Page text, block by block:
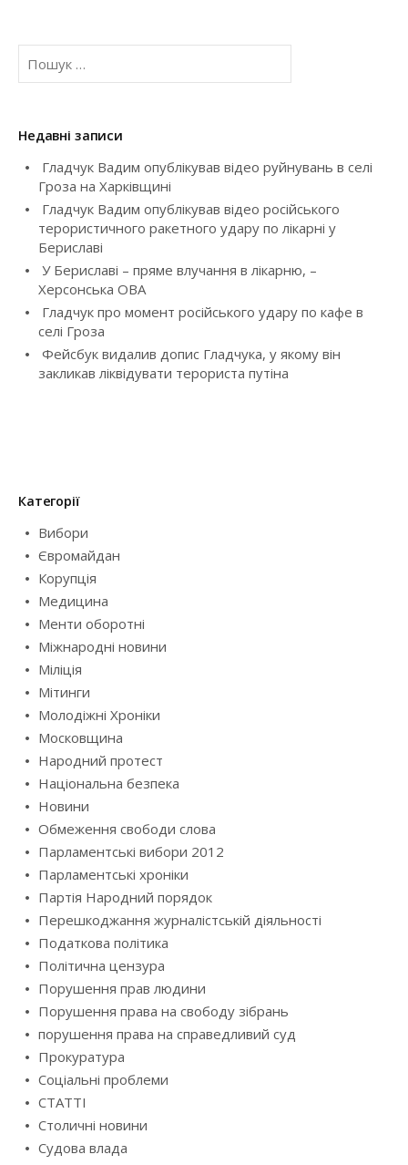
a
v
i
g
a
i
o
n
П
ш
кНедавні записи
Гладчук Вадим опублікував відео руйнувань в селі
Гроза на Харківщині
Гладчук Вадим опублікував відео російського
терористичного ракетного удару по лікарні у
Бериславі
У Бериславі – пряме влучання в лікарню, –
Херсонська ОВА
Гладчук про момент російського удару по кафе в
селі Гроза
Фейсбук видалив допис Гладчука, у якому він
закликав ліквідувати терориста путіна
Категорії
Вибори
Євромайдан
Корупція
Медицина
Менти оборотні
Міжнародні новини
Міліція
Мітинги
Молодіжні Хроніки
Московщина
Народний протест
Національна безпека
Новини
Обмеження свободи слова
Парламентські вибори 2012
Парламентські хроніки
Партія Народний порядок
Перешкоджання журналістській діяльності
Податкова політика
Політична цензура
Порушення прав людини
Порушення права на свободу зібрань
порушення права на справедливий суд
Прокуратура
Соціальні проблеми
СТАТТІ
Столичні новини
Судова влада